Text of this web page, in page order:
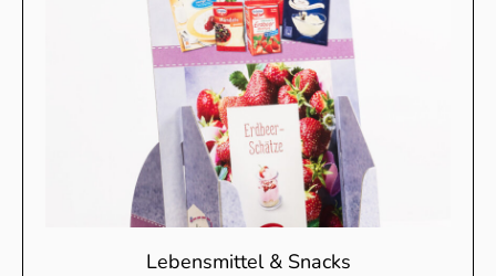
Lebensmittel & Snacks